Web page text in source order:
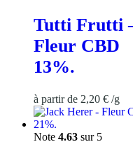
Tutti Frutti
Fleur CBD
13%.
à partir de 2,20 € /g
Note 4.63 sur 5